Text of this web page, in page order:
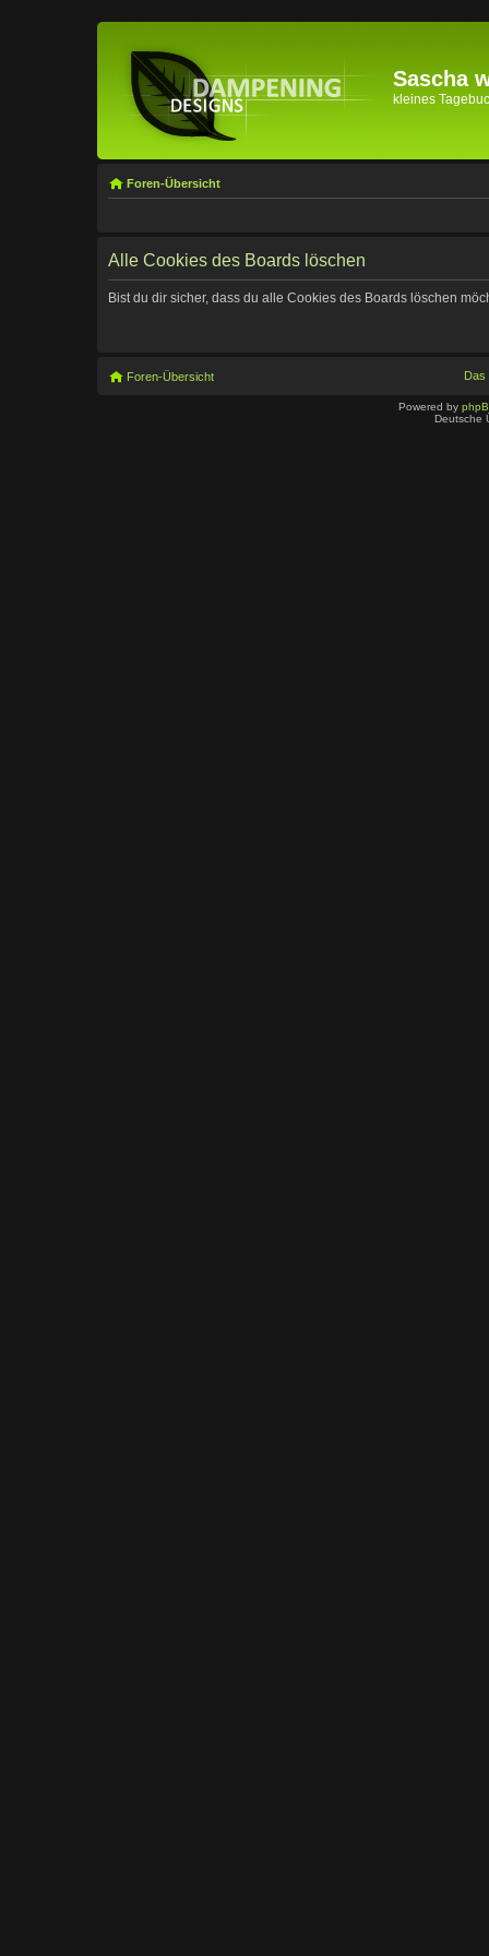
Sascha
kleines
Foren-Übersicht
Alle Cookies des Boards löschen
Bist du dir sicher, dass du alle Cookies des Boards löschen
Foren-Übersicht Das
Powered by
Deutsche